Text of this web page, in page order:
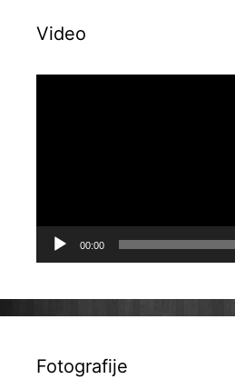
Video
00:00
Fotografije